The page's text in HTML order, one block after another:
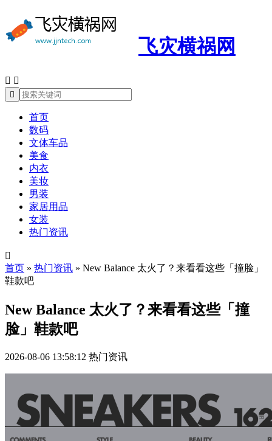
飞灾横祸网
 

首页
数码
文体车品
美食
内衣
美妆
男装
家居用品
女装
热门资讯

首页 » 热门资讯 » New Balance 太火了？来看看这些「撞脸」
鞋款吧
New Balance 太火了？来看看这些「撞
脸」鞋款吧
2026-08-06 13:58:12 热门资讯